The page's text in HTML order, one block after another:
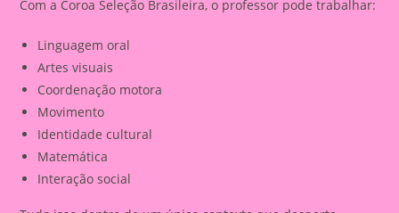
Com a Coroa Seleção Brasileira, o professor pode trabalhar:
Linguagem oral
Artes visuais
Coordenação motora
Movimento
Identidade cultural
Matemática
Interação social